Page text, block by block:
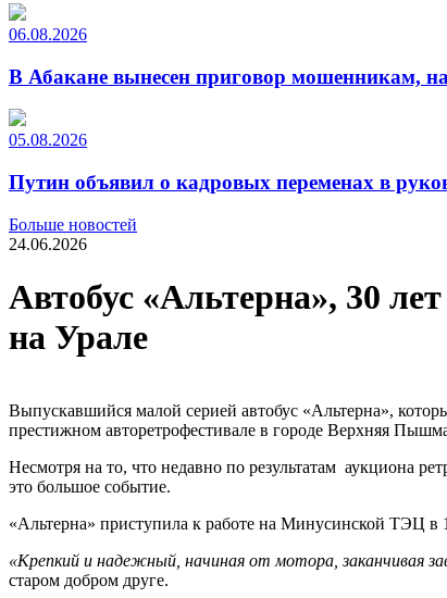
06.08.2026
В Абакане вынесен приговор мошенникам,
05.08.2026
Путин объявил о кадровых переменах в
Больше новостей
24.06.2026
Автобус «Альтерна», 30
на Урале
Выпускавшийся малой серией автобус «Альтерна»,
престижном авторетрофестивале в городе Верхняя
Несмотря на то, что недавно по результатам аукциона
это большое событие.
«Альтерна» приступила к работе на Минусинской ТЭЦ в
«Крепкий и надежный, начиная от мотора, заканчивая
старом добром друге.